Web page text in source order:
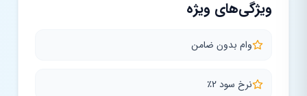
ویژگی‌های ویژه
وام بدون ضامن
نرخ سود 2٪